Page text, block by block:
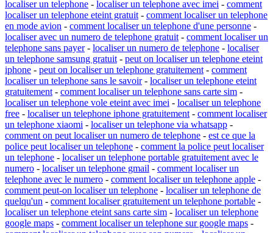
localiser un telephone - localiser un telephone avec imei - comment
localiser un telephone eteint gratuit - comment localiser un telephone
en mode avion - comment localiser un telephone d'une personne -
localiser avec un numero de telephone gratuit - comment localiser un
telephone sans payer- localiser un numero de telephone - localiser
un telephone samsung gratuit - peut on localiser un telephone eteint
iphone - peut on localiser un telephone gratuitement - comment
localiser un telephone sans le savoir- localiser un telephone eteint
gratuitement - comment localiser un telephone sans carte sim -
localiser un telephone vole eteint avec imei - localiser un telephone
free - localiser un telephone iphone gratuitement - comment localiser
un telephone xiaomi - localiser un telephone via whatsapp -
comment on peut localiser un numero de telephone - est ce que la
police peut localiser un telephone - comment la police peut localiser
un telephone - localiser un telephone portable gratuitement avec le
numero - localiser un telephone gmail - comment localiser un
telephone avec le numero - comment localiser un telephone apple -
comment peut-on localiser un telephone - localiser un telephone de
quelqu'un - comment localiser gratuitement un telephone portable -
localiser un telephone eteint sans carte sim - localiser un telephone
google maps - comment localiser un telephone sur google maps -